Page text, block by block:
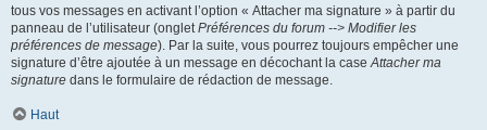
tous vos messages en activant l’option « Attacher ma signature » à partir du
panneau de l’utilisateur (ongletPréférences du forum --> Modifier les
préférences de message). Par la suite, vous pourrez toujours empêcher une
signature d’être ajoutée à un message en décochant la caseAttacher ma
signature dans le formulaire de rédaction de message.
Haut